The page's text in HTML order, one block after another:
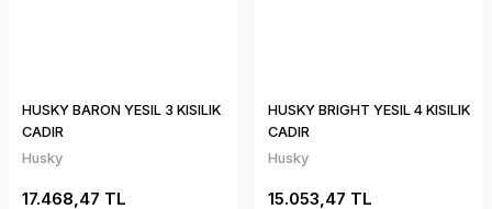
HUSKY BARON YESIL 3 KISILIK
CADIR
Husky
17.468,47 TL
HUSKY BRIGHT YESIL 4 KISILIK
CADIR
Husky
15.053,47 TL